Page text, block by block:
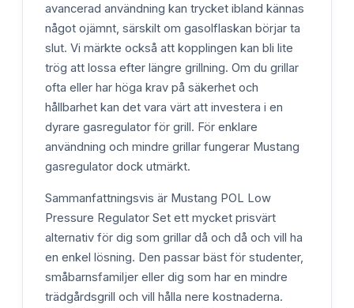
avancerad användning kan trycket ibland kännas
något ojämnt, särskilt om gasolflaskan börjar ta
slut. Vi märkte också att kopplingen kan bli lite
trög att lossa efter längre grillning. Om du grillar
ofta eller har höga krav på säkerhet och
hållbarhet kan det vara värt att investera i en
dyrare gasregulator för grill. För enklare
användning och mindre grillar fungerar Mustang
gasregulator dock utmärkt.
Sammanfattningsvis är Mustang POL Low
Pressure Regulator Set ett mycket prisvärt
alternativ för dig som grillar då och då och vill ha
en enkel lösning. Den passar bäst för studenter,
småbarnsfamiljer eller dig som har en mindre
trädgårdsgrill och vill hålla nere kostnaderna.